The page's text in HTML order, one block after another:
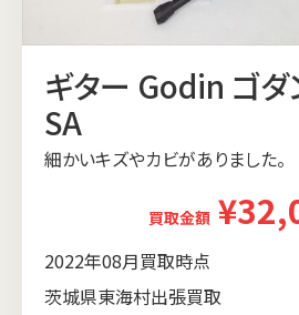
ギター Godin ゴダ
SA
細かいキズやカビがありました。
買取金額
2022年08月買取時点
茨城県東海村出張買取